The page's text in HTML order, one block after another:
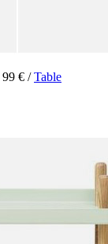
99 € /Table